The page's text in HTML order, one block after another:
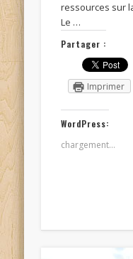
ressources sur
Le …
Partager :
Imprimer
WordPress:
chargement…